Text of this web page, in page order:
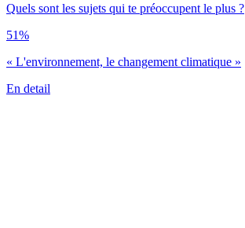
Quels sont les sujets qui te préoccupent le plus ?
51%
« L'environnement, le changement climatique »
En detail